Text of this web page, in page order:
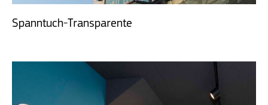
Spanntuch-Transparente